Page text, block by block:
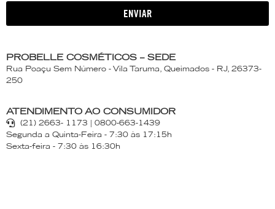
ENVIAR
PROBELLE COSMÉTICOS – SEDE
Rua Poaçu Sem Número - Vila Taruma, Queimados - RJ, 26373-
250
ATENDIMENTO AO CONSUMIDOR
(21) 2663- 1173 | 0800-663-1439
Segunda a Quinta-Feira - 7:30 às 17:15h
Sexta-feira - 7:30 às 16:30h